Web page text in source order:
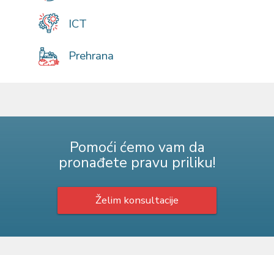
ICT
Prehrana
Pomoći ćemo vam da
pronađete pravu priliku!
Želim konsultacije